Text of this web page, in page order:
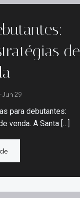
de
-Jun 29
para debutantes:
venda. A Santa […]